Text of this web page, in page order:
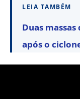
LEIA TAMBÉM
Duas
após o